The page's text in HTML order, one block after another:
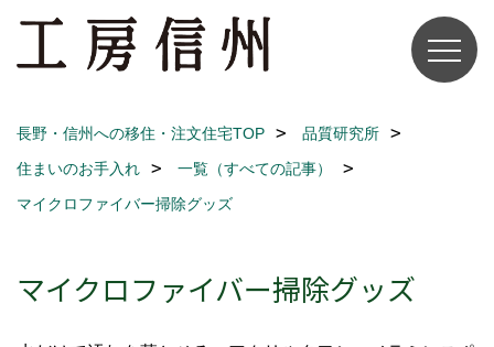
長野・信州への移住・注文住宅TOP
品質研究所
住まいのお手入れ
一覧（すべての記事）
マイクロファイバー掃除グッズ
マイクロファイバー掃除グッズ